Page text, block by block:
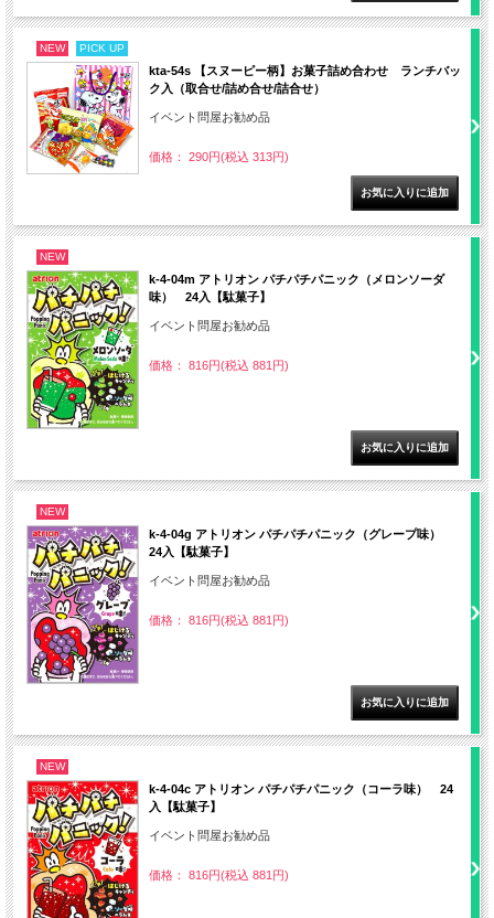
NEW PICK UP
kta-54s 【スヌーピー柄】お菓子詰め合わせ ランチバッ
ク入（取合せ/詰め合せ/詰合せ）
イベント問屋お勧め品
価格： 290円(税込 313円)
NEW
k-4-04m アトリオン パチパチパニック（メロンソーダ
味） 24入【駄菓子】
イベント問屋お勧め品
価格： 816円(税込 881円)
NEW
k-4-04g アトリオン パチパチパニック（グレープ味）
24入【駄菓子】
イベント問屋お勧め品
価格： 816円(税込 881円)
NEW
k-4-04c アトリオン パチパチパニック（コーラ味） 24
入【駄菓子】
イベント問屋お勧め品
価格： 816円(税込 881円)